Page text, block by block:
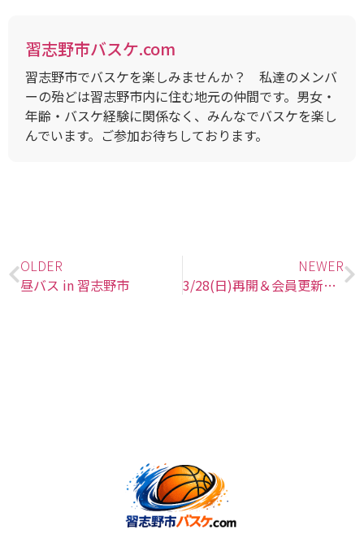
習志野市バスケ.com
習志野市でバスケを楽しみませんか？ 私達のメンバ
ーの殆どは習志野市内に住む地元の仲間です。男女・
年齢・バスケ経験に関係なく、みんなでバスケを楽し
んでいます。ご参加お待ちしております。
OLDER
昼バス in 習志野市
NEWER
3/28(日)再開＆会員更新のお知らせ